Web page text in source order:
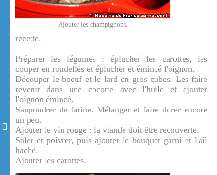
Ajouter les champignons.
recette.
Préparer les légumes : éplucher les carottes, les
couper en rondelles et éplucher et émincé l'oignon.
Découper le boeuf et le lard en gros cubes. Les faire
revenir dans une cocotte avec l'huile et ajouter
l'oignon émincé.
Saupoudrer de farine. Mélanger et faire dorer encore
un peu.
Ajouter le vin rouge : la viande doit être recouverte.
Saler et poivrer, puis ajouter le bouquet garni et l'ail
haché.
Ajouter les carottes.